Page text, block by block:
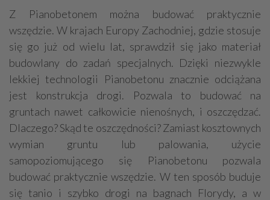
Z Pianobetonem można budować praktycznie
wszędzie. W krajach Europy Zachodniej, gdzie stosuje
się go już od wielu lat, sprawdził się jako materiał
budowlany do zadań specjalnych. Dzięki niezwykle
lekkiej technologii Pianobetonu znacznie odciążana
jest konstrukcja drogi. Pozwala to budować na
gruntach nawet całkowicie nienośnych, i oszczędzać.
Dlaczego? Skąd te oszczędności? Zamiast kosztownych
wymian gruntu lub palowania, użycie
samopoziomującego się Pianobetonu pozwala
budować praktycznie wszędzie. W ten sposób buduje
się tanio i szybko drogi na bagnach Florydy, a w